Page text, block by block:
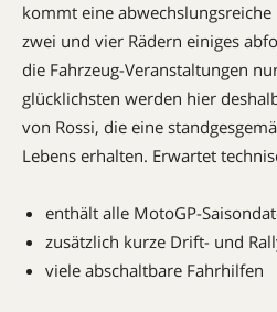
kommt eine
zwei und vier Rädern einiges
die Fahrzeug-Veranstaltungen
glücklichsten werden hier
von Rossi, die eine
Lebens erhalten. Erwartet
enthält alle MotoGP-
zusätzlich kurze Drift- und
viele abschaltbare Fahrhilfen